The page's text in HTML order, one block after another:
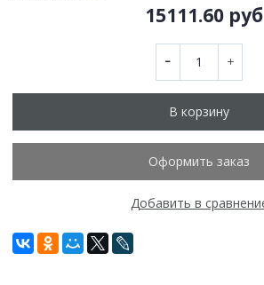
15111.60 руб
В корзину
Оформить заказ
Добавить в